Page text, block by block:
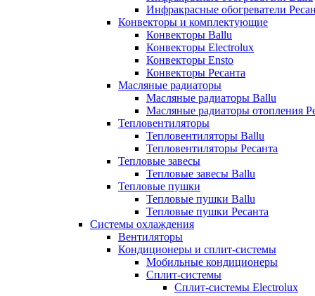
Инфракрасные обогреватели
Конвекторы и комплектующие
Конвекторы Ballu
Конвекторы Electrolux
Конвекторы Ensto
Конвекторы Ресанта
Масляные радиаторы
Масляные радиаторы Ballu
Масляные радиаторы отопления
Тепловентиляторы
Тепловентиляторы Ballu
Тепловентиляторы Ресанта
Тепловые завесы
Тепловые завесы Ballu
Тепловые пушки
Тепловые пушки Ballu
Тепловые пушки Ресанта
Системы охлаждения
Вентиляторы
Кондиционеры и сплит-системы
Мобильные кондиционеры
Сплит-системы
Сплит-системы Electrolux